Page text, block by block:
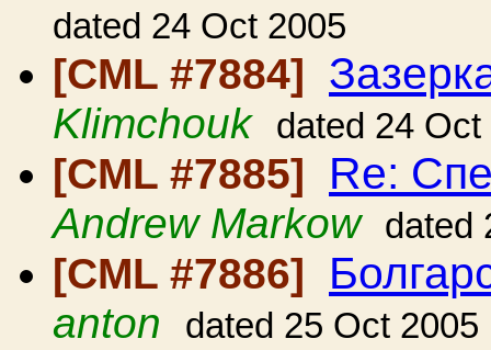
dated 24 Oct 2005
[CML #7884]
Klimchouk dated 24 Oct
[CML #7885] Re:
Andrew Markow dated
[CML #7886]
anton dated 25 Oct 2005